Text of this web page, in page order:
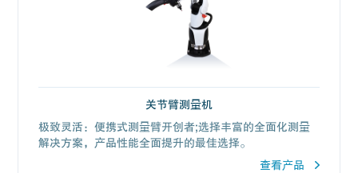
关节臂测量机
极致灵活：便携式测量臂开创者;选择丰富的全面化测量
解决方案，产品性能全面提升的最佳选择。
查看产品